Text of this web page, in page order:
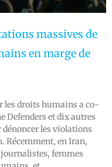
massives de
en marge de
les droits humains a co-
Defenders et dix autres
les violations
Récemment, en Iran,
femmes